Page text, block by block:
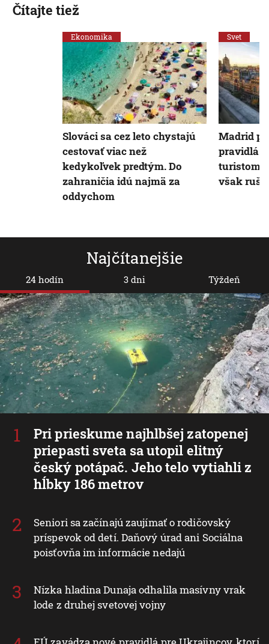
Najčítanejšie
24 hodín
Pri prieskume najhlbšej zatopenej
priepasti sveta sa utopil elitný
český potápač. Jeho telo vytiahli z
hĺbky 186 metrov
Seniori sa začínajú zaujímať o rodičovský
príspevok od detí. Daňový úrad ani Sociálna
poisťovňa im informácie nedajú
Nízka hladina Dunaja odhalila masívny vrak
lode z druhej svetovej vojny
3 dni Týždeň
Čítajte tiež
Ekonomika
Slováci sa cez leto chystajú
cestovať viac než
kedykoľvek predtým. Do
zahraničia idú najmä za
oddychom
Svet
Madrid
pravidlá
turistom.
však rušiť